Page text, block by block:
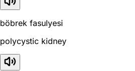
böbrek fasulyesi
polycystic kidney